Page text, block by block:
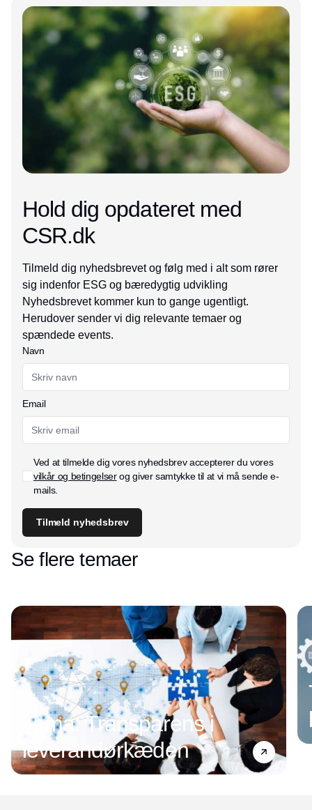
Annonce
Hold dig opdateret med
CSR.dk
Tilmeld dig nyhedsbrevet og følg med i alt som rører
sig indenfor ESG og bæredygtig udvikling
Nyhedsbrevet kommer kun to gange ugentligt.
Herudover sender vi dig relevante temaer og
spændede events.
Navn
Email
Ved at tilmelde dig vores nyhedsbrev accepterer du vores
vilkår og betingelserog giver samtykke til at vi må sende e-
mails.
Tilmeld nyhedsbrev
Se flere temaer
Tema: Transparens i
leverandørkæden